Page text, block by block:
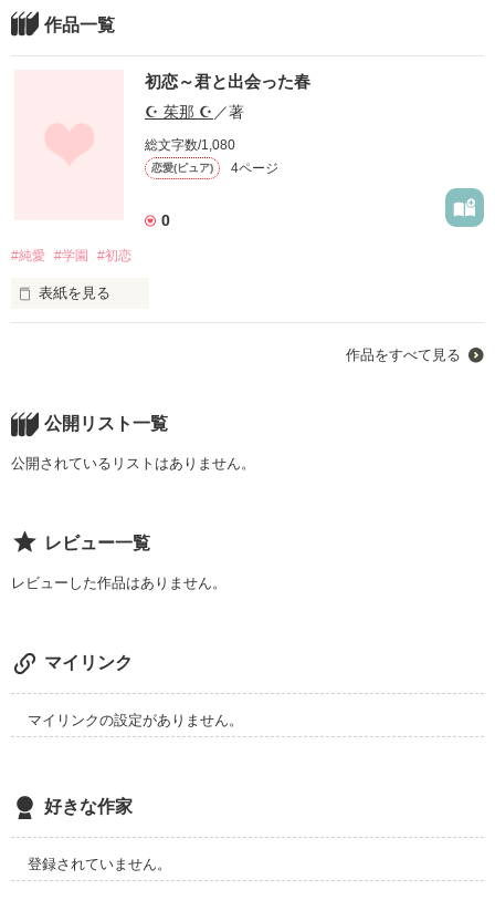
作品一覧
初恋～君と出会った春
☪︎ 茱那 ☪︎ ／著
総文字数/1,080
恋愛(ピュア) 4ページ
0
#純愛 #学園 #初恋
表紙を見る
なのに、アイツは毎日話しかけてくる。
             中島空茱
            辞めた女の子
                 ×
              佐藤遥輝
        クラスのムードメーカー
         顔良し！運動神経良し！
            だが、頭は残念。
作品をすべて見る
公開リスト一覧
公開されているリストはありません。
レビュー一覧
レビューした作品はありません。
マイリンク
マイリンクの設定がありません。
好きな作家
登録されていません。